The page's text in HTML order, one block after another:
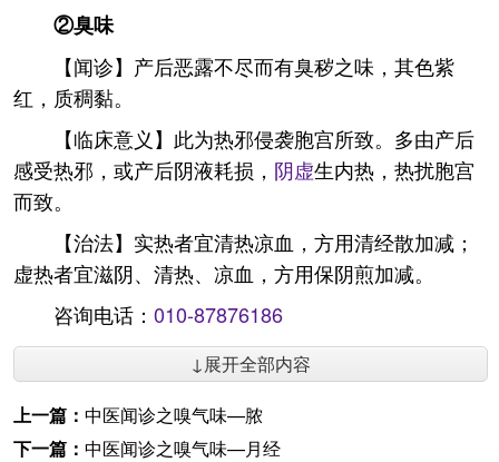
②臭味
【闻诊】产后恶露不尽而有臭秽之味，其色紫
红，质稠黏。
【临床意义】此为热邪侵袭胞宫所致。多由产后
感受热邪，或产后阴液耗损， 阴虚生内热，热扰胞宫
而致。
【治法】实热者宜清热凉血，方用清经散加减；
虚热者宜滋阴、清热、凉血，方用保阴煎加减。
咨询电话： 010-87876186
↓展开全部内容
上一篇： 中医闻诊之嗅气味—脓
下一篇： 中医闻诊之嗅气味—月经